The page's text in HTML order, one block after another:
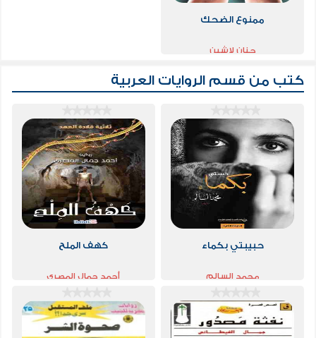
ممنوع الضحك
حنان لاشين
كتب من قسم الروايات العربية
حبيبتي بكماء
محمد السالم
كهف الملح
أحمد جمال المصري